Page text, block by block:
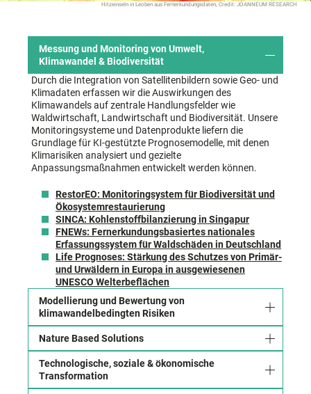
Hitzeinseln in Leoben aus Fernerkundungsdaten, Credit: JOANNEUM RESEARCH
Messung und Monitoring von Umwelt,
Klimawandel & Biodiversität
Durch die Integration von Satellitenbildern sowie Geo- und
Klimadaten erfassen wir die Auswirkungen des
Klimawandels auf zentrale Handlungsfelder wie
Waldwirtschaft, Landwirtschaft und Biodiversität. Unsere
Monitoringsysteme und Datenprodukte liefern die
Grundlage für KI-gestützte Prognosemodelle, mit denen
Klimarisiken analysiert und gezielte
Anpassungsmaßnahmen entwickelt werden können.
RestorEO: Monitoringsystem für Biodiversität und
Ökosystemrestaurierung
SINCA: Kohlenstoffbilanzierung in Singapur
FNEWs: Fernerkundungsbasiertes nationales
Erfassungssystem für Waldschäden in Deutschland
Life Prognoses: Stärkung des Schutzes von Primär-
und Urwäldern in Europa in ausgewiesenen
UNESCO Welterbeflächen
Modellierung und Bewertung von
klimawandelbedingten Risiken
Nature Based Solutions
Technologische, soziale & ökonomische
Transformation